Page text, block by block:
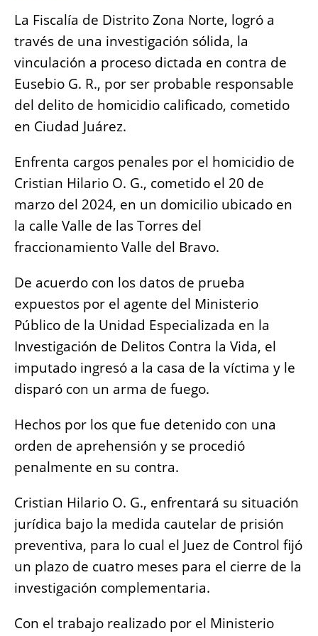
c
e
b
o
o
k
at
s
A
p
p
ss
e
n
g
er
ai
l
p
y
Li
n
k
a
re
La Fiscalía de Distrito Zona Norte, logró a
través de una investigación sólida, la
vinculación a proceso dictada en contra de
Eusebio G. R., por ser probable responsable
del delito de homicidio calificado, cometido
en Ciudad Juárez.
Enfrenta cargos penales por el homicidio de
Cristian Hilario O. G., cometido el 20 de
marzo del 2024, en un domicilio ubicado en
la calle Valle de las Torres del
fraccionamiento Valle del Bravo.
De acuerdo con los datos de prueba
expuestos por el agente del Ministerio
Público de la Unidad Especializada en la
Investigación de Delitos Contra la Vida, el
imputado ingresó a la casa de la víctima y le
disparó con un arma de fuego.
Hechos por los que fue detenido con una
orden de aprehensión y se procedió
penalmente en su contra.
Cristian Hilario O. G., enfrentará su situación
jurídica bajo la medida cautelar de prisión
preventiva, para lo cual el Juez de Control fijó
un plazo de cuatro meses para el cierre de la
investigación complementaria.
Con el trabajo realizado por el Ministerio